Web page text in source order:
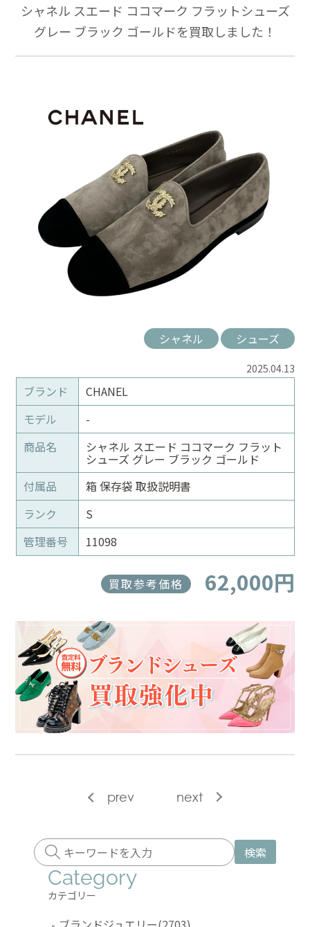
シャネル スエード ココマーク フラットシューズ
グレー ブラック ゴールドを買取しました！
シャネル シューズ
2025.04.13
ブランド
CHANEL
モデル
-
商品名
シャネル スエード ココマーク フラット
シューズ グレー ブラック ゴールド
付属品
箱 保存袋 取扱説明書
ランク
S
管理番号
11098
買取参考価格 62,000円
prev next
検索
Category
カテゴリー